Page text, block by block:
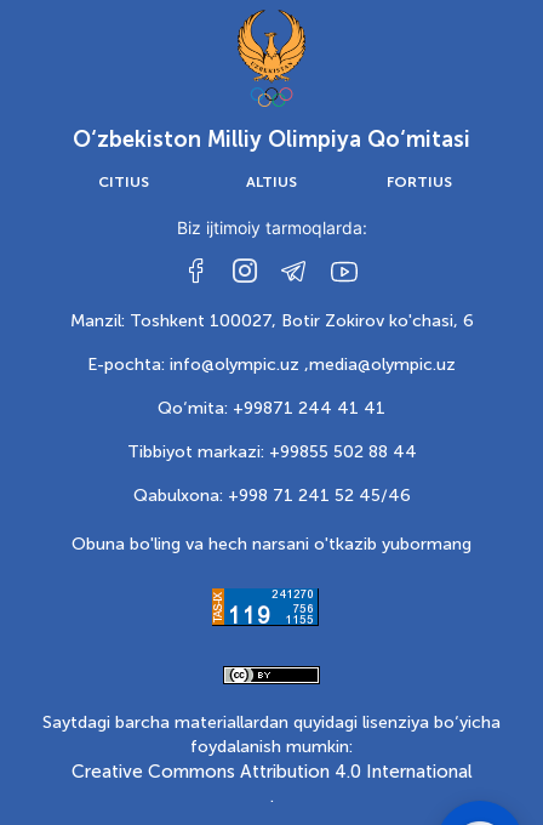
O‘zbekiston Milliy Olimpiya Qo‘mitasi
CITIUS ALTIUS FORTIUS
Biz ijtimoiy tarmoqlarda:
Manzil: Toshkent 100027, Botir Zokirov ko'chasi, 6
E-pochta: info@olympic.uz ,media@olympic.uz
Qo‘mita: +99871 244 41 41
Tibbiyot markazi: +99855 502 88 44
Qabulxona: +998 71 241 52 45/46
Obuna bo'ling va hech narsani o'tkazib yubormang
Saytdagi barcha materiallardan quyidagi lisenziya bo‘yicha
foydalanish mumkin:
Creative Commons Attribution 4.0 International
.